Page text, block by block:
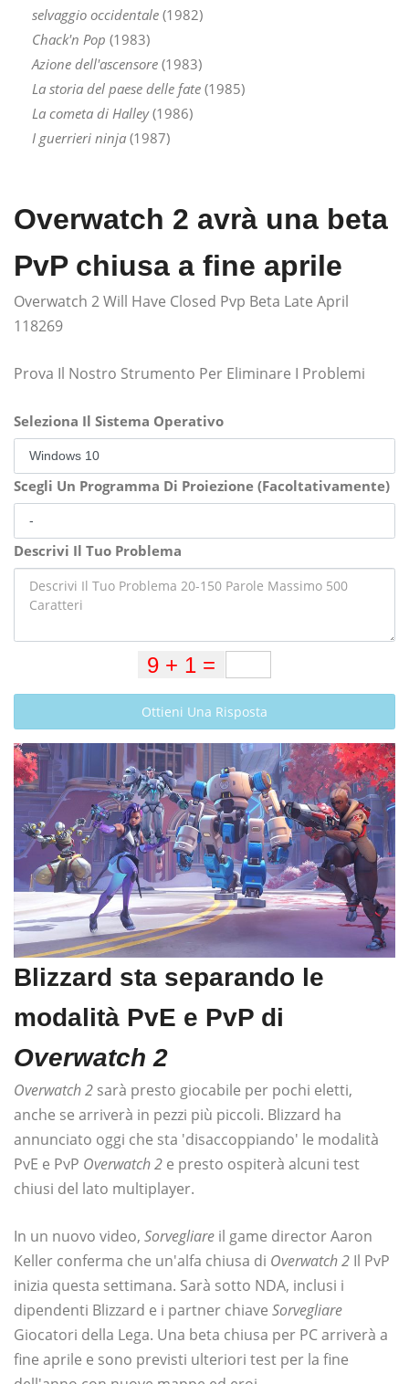
selvaggio occidentale (1982)
Chack'n Pop (1983)
Azione dell'ascensore (1983)
La storia del paese delle fate (1985)
La cometa di Halley(1986)
I guerrieri ninja (1987)
Overwatch 2 avrà una beta
PvP chiusa a fine aprile
Overwatch 2 Will Have Closed Pvp Beta Late April
118269
Prova Il Nostro Strumento Per Eliminare I Problemi
Seleziona Il Sistema Operativo
Scegli Un Programma Di Proiezione (Facoltativamente)
Descrivi Il Tuo Problema
Ottieni Una Risposta
Blizzard sta separando le
modalità PvE e PvP di
Overwatch 2
Overwatch 2 sarà presto giocabile per pochi eletti,
anche se arriverà in pezzi più piccoli. Blizzard ha
annunciato oggi che sta 'disaccoppiando' le modalità
PvE e PvP Overwatch 2 e presto ospiterà alcuni test
chiusi del lato multiplayer.
In un nuovo video, Sorvegliare il game director Aaron
Keller conferma che un'alfa chiusa di Overwatch 2 Il PvP
inizia questa settimana. Sarà sotto NDA, inclusi i
dipendenti Blizzard e i partner chiave Sorvegliare
Giocatori della Lega. Una beta chiusa per PC arriverà a
fine aprile e sono previsti ulteriori test per la fine